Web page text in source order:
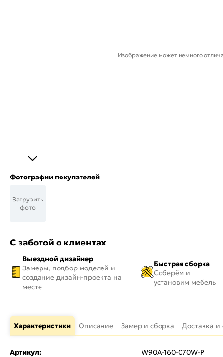
Изображение может немного
Фотографии покупателей
Загрузить
фото
С заботой о клиентах
Выездной дизайнер
Замеры, подбор моделей и
создание дизайн-проекта на
месте
Быстрая сборка
Соберём и
установим мебель
Характеристики Описание Замер и сборка Доставка и
Артикул:
W90A-160-070W-P